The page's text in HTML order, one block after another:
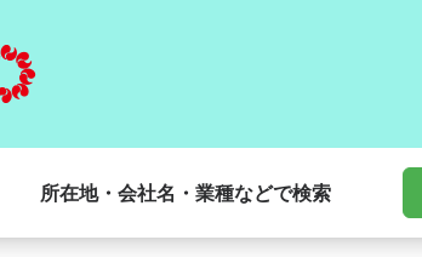
所在地・会社名・業種などで検索